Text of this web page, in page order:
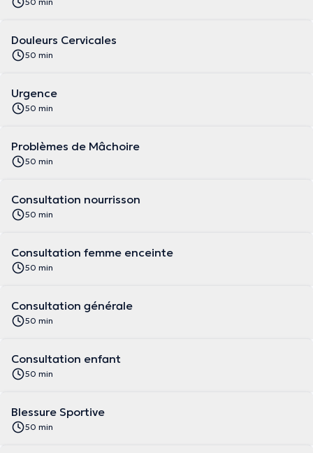
Douleurs Cervicales
50 min
Urgence
50 min
Problèmes de Mâchoire
50 min
Consultation nourrisson
50 min
Consultation femme enceinte
50 min
Consultation générale
50 min
Consultation enfant
50 min
Blessure Sportive
50 min